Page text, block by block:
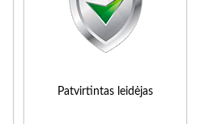
Patvirtintas leidėjas